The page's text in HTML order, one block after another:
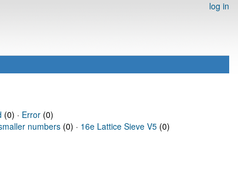
log in
(0) · Error(0)
numbers (0) · 16e Lattice Sieve V5 (0)